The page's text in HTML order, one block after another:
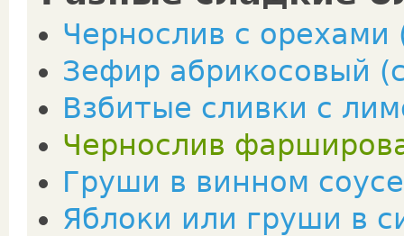
Чернослив с орехами
Зефир абрикосовый
Взбитые сливки с
Чернослив
Груши в винном соусе
Яблоки или груши в